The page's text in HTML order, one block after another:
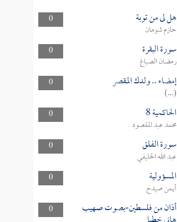
0 هل لى من توبة
حازم شومان
0
سورة البقرة
رمضان الصباغ
0
إمضاء .. ولدك المقصر
(...)
0
الحاكمية 8
محمد عبد المقصود
0
سورة الفلق
عبد الله الخليفي
0
المسؤولية
أيمن صيدح
0
أذان من فلسطين-بصوت صهيب